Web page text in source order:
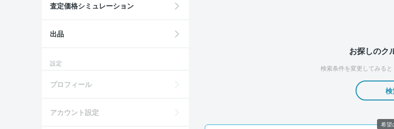
お探しのク
検索条件を変更してみると
査定価格シミュレーション
出品
設定
プロフィール
アカウント設定
希望